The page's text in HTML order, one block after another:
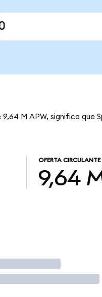
M APW, significa que
OFERTA CIRCULANTE
9,64